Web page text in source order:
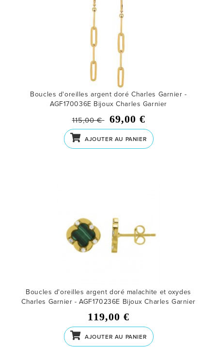
Boucles d'oreilles argent doré Charles Garnier -
AGF170036E Bijoux Charles Garnier
115,00 € 69,00 €
AJOUTER AU PANIER
Boucles d'oreilles argent doré malachite et oxydes
Charles Garnier - AGF170236E Bijoux Charles Garnier
119,00 €
AJOUTER AU PANIER